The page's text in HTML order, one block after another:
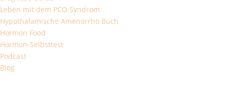
Leben mit dem PCO Syndrom
Hypothalamische Amenorrhö Buch
Hormon Food
Hormon-Selbsttest
Podcast
Blog